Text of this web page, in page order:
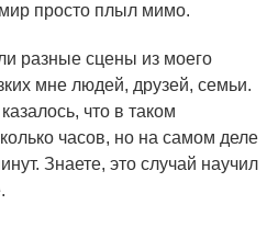
просто плыл мимо.
разные сцены из моего
мне людей, друзей, семьи.
что в таком
часов, но на самом деле
Знаете, это случай научил